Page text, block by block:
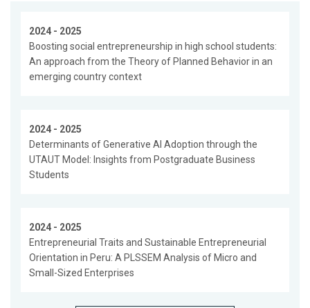
2024 - 2025
Boosting social entrepreneurship in high school students:
An approach from the Theory of Planned Behavior in an
emerging country context
2024 - 2025
Determinants of Generative AI Adoption through the
UTAUT Model: Insights from Postgraduate Business
Students
2024 - 2025
Entrepreneurial Traits and Sustainable Entrepreneurial
Orientation in Peru: A PLSSEM Analysis of Micro and
Small-Sized Enterprises